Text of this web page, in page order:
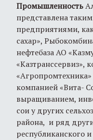
Промышленность
представлена
предприятиями,
сахар»,
нефтебаза АО
«Казтранссервиз»,
компанией «Вита-
выращиванием,
сои у других
района, и ряд
республиканского